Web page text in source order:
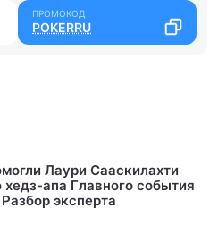
POKERRU
Лаури Сааскилахти
хедз-апа Главного события
эксперта